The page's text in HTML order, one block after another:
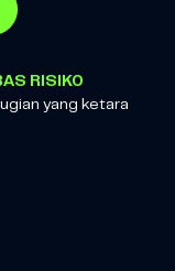
RISIKO
yang ketara